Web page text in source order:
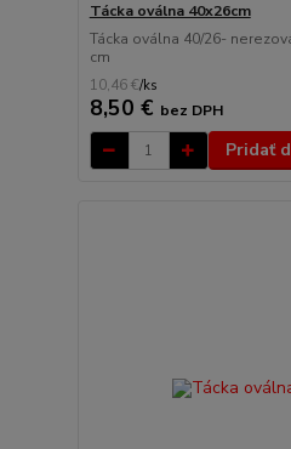
Tácka oválna 40x26cm
Tácka oválna 40/26-
cm
10,46 €/ks
8,50 € bez DPH
Pridať